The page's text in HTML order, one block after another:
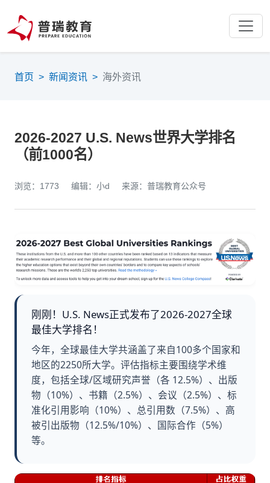
首页 > 新闻资讯 > 海外资讯
2026-2027 U.S. News世界大学排名
（前1000名）
浏览：1773 编辑：小d 来源：普瑞教育公众号
刚刚！U.S. News正式发布了2026-2027全球
最佳大学排名！
今年，全球最佳大学共涵盖了来自100多个国家和
地区的2250所大学。评估指标主要围绕学术维
度，包括全球/区域研究声誉（各 12.5%）、出版
物（10%）、书籍（2.5%）、会议（2.5%）、标
准化引用影响（10%）、总引用数（7.5%）、高
被引出版物（12.5%/10%）、国际合作（5%）
等。